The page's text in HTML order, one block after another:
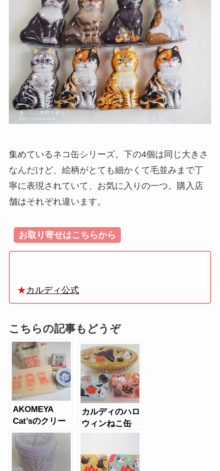
集めているネコ缶シリーズ。下の4個は同じ大きさ
なんだけど、絵柄がとても細かくて毛並みまで丁
寧に表現されていて、お気に入りの一つ。購入店
舗はそれぞれ違います。
お取り寄せはこちらから
★カルディ公式
こちらの記事もどうぞ
AKOMEYA
Cat’sのクリー
ムロールクッキ
ー、キャンディ
缶
カルディのハロ
ウィンねこ缶